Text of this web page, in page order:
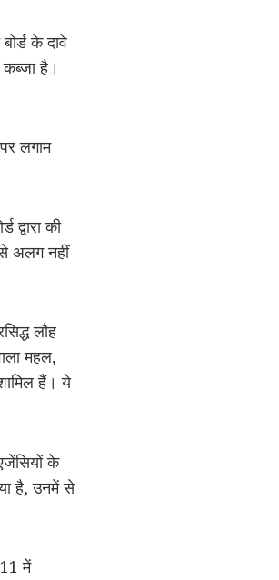
के दावे
कब्जा है।
लगाम
की
अलग नहीं
लौह
महल,
हैं। ये
के
है, उनमें से
में